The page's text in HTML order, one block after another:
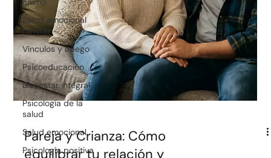
Salud emocional
familiar
Vínculos y apego
Psicoeducación
Bienestar integral
Psicología de la
salud
Salud emocional
Psicología positiva